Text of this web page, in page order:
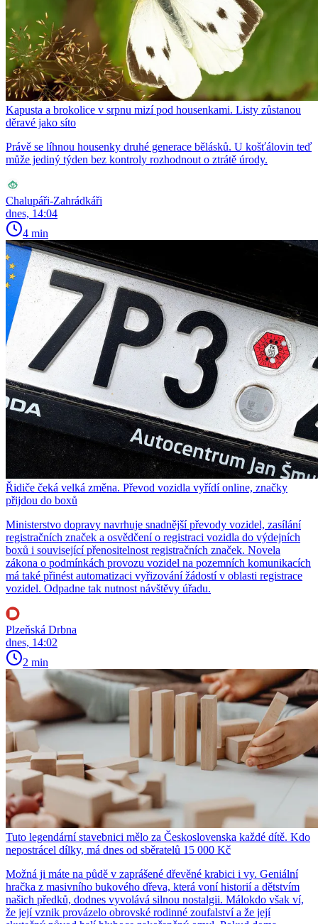
Kapusta a brokolice v srpnu mizí pod housenkami. Listy zůstanou
děravé jako síto
Právě se líhnou housenky druhé generace bělásků. U košťálovin teď
může jediný týden bez kontroly rozhodnout o ztrátě úrody.
Chalupáři-Zahrádkáři
dnes, 14:04
4 min
Řidiče čeká velká změna. Převod vozidla vyřídí online, značky
přijdou do boxů
Ministerstvo dopravy navrhuje snadnější převody vozidel, zasílání
registračních značek a osvědčení o registraci vozidla do výdejních
boxů i související přenositelnost registračních značek. Novela
zákona o podmínkách provozu vozidel na pozemních komunikacích
má také přinést automatizaci vyřizování žádostí v oblasti registrace
vozidel. Odpadne tak nutnost návštěvy úřadu.
Plzeňská Drbna
dnes, 14:02
2 min
Tuto legendární stavebnici mělo za Československa každé dítě. Kdo
nepostrácel dílky, má dnes od sběratelů 15 000 Kč
Možná ji máte na půdě v zaprášené dřevěné krabici i vy. Geniální
hračka z masivního bukového dřeva, která voní historií a dětstvím
našich předků, dodnes vyvolává silnou nostalgii. Málokdo však ví,
že její vznik provázelo obrovské rodinné zoufalství a že její